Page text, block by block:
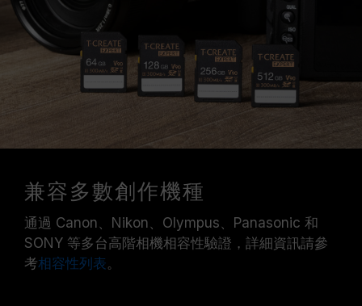
兼容多數創作機種
通過 Canon、Nikon、Olympus、Panasonic 和
SONY 等多台高階相機相容性驗證，詳細資訊請參
考相容性列表。